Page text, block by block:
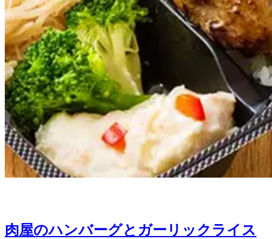
肉屋のハンバーグとガーリックライス